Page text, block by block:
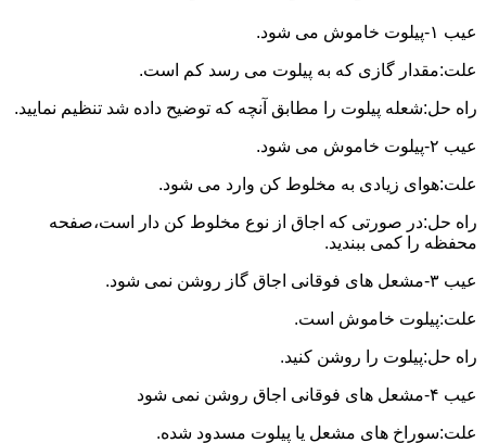
عیب ۱-پیلوت خاموش می شود.
علت:مقدار گازی که به پیلوت می رسد کم است.
راه حل:شعله پیلوت را مطابق آنچه که توضیح داده شد تنظیم نمایید.
عیب ۲-پیلوت خاموش می شود.
علت:هوای زیادی به مخلوط کن وارد می شود.
راه حل:در صورتی که اجاق از نوع مخلوط کن دار است،صفحه
محفظه را کمی ببندید.
عیب ۳-مشعل های فوقانی اجاق گاز روشن نمی شود.
علت:پیلوت خاموش است.
راه حل:پیلوت را روشن کنید.
عیب ۴-مشعل های فوقانی اجاق روشن نمی شود
علت:سوراخ های مشعل یا پیلوت مسدود شده.